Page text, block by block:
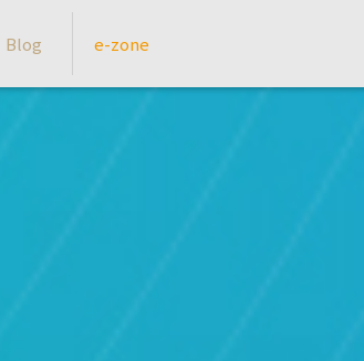
Blog e-zone